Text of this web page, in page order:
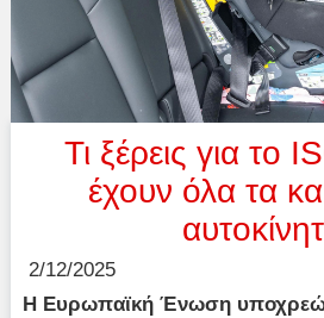
Τι ξέρεις για το
έχουν όλα τα
2/12/2025
Η Ευρωπαϊκή Ένωση